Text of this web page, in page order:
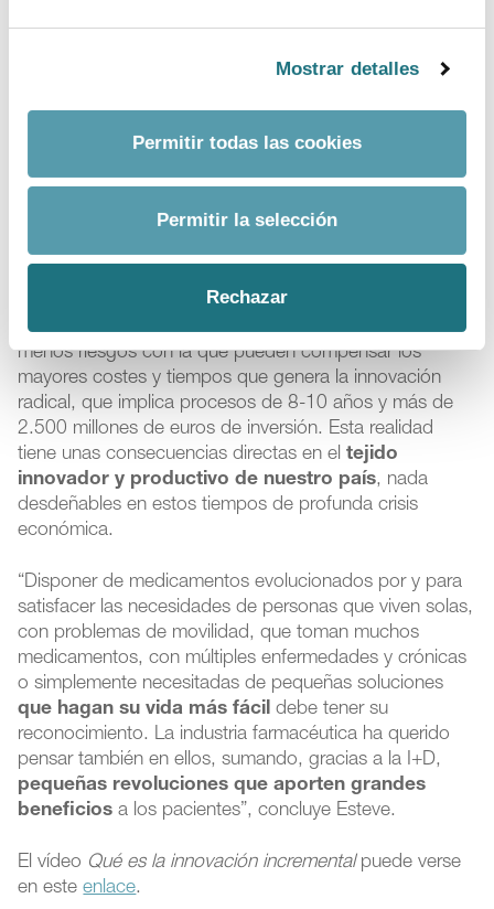
Mostrar detalles
Permitir todas las cookies
Permitir la selección
Rechazar
al final del proceso de aprobación y fijación de precio,
producción no resulta de interés para la compañía
farmacéutica que ha invertido tiempo y dinero en su
Por otra parte, esta innovación es unabuena opción
pequeño y mediano tamaño, en su mayoría de
capital nacional, ya que es una forma más rápida y con
menos riesgos con la que pueden compensar los
mayores costes y tiempos que genera la innovación
radical, que implica procesos de 8-10 años y más de
2.500 millones de euros de inversión. Esta realidad
tiene unas consecuencias directas en eltejido
innovador y productivo de nuestro país, nada
desdeñables en estos tiempos de profunda crisis
económica.
“Disponer de medicamentos evolucionados por y para
satisfacer las necesidades de personas que viven solas,
con problemas de movilidad, que toman muchos
medicamentos, con múltiples enfermedades y crónicas
o simplemente necesitadas de pequeñas soluciones
que hagan su vida más fácil debe tener su
reconocimiento. La industria farmacéutica ha querido
pensar también en ellos, sumando, gracias a la I+D,
pequeñas revoluciones que aporten grandes
beneficios a los pacientes”, concluye Esteve.
El vídeo Qué es la innovación incrementalpuede verse
en esteenlace.